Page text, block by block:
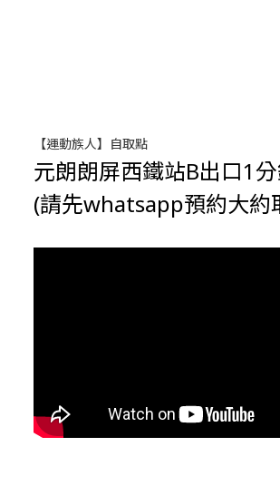
【運動族人】自取點
元朗朗屏西鐵站B出口1
(請先whatsapp預約大約